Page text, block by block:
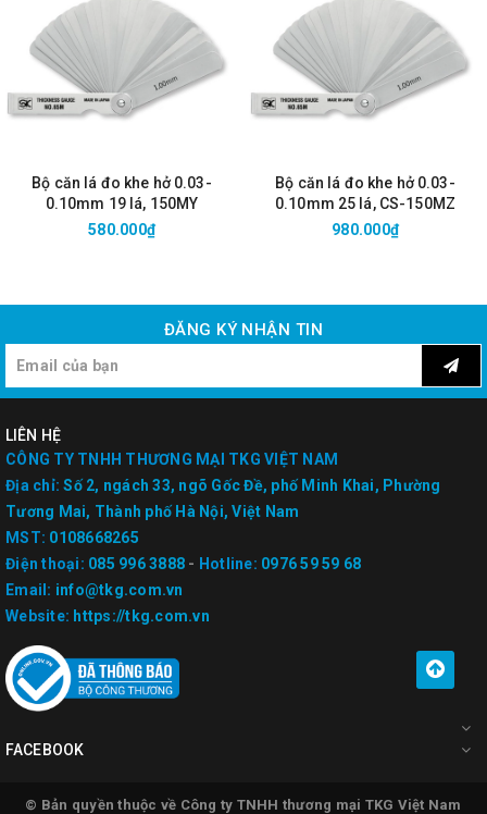
Bộ căn lá đo khe hở 0.03-
0.10mm 19 lá, 150MY
580.000₫
Bộ căn lá đo khe hở 0.03-
0.10mm 25 lá, CS-150MZ
980.000₫
ĐĂNG KÝ NHẬN TIN
LIÊN HỆ
CÔNG TY TNHH THƯƠNG MẠI TKG VIỆT NAM
Địa chỉ: Số 2, ngách 33, ngõ Gốc Đề, phố Minh Khai, Phường
Tương Mai, Thành phố Hà Nội, Việt Nam
MST: 0108668265
Điện thoại: 085 996 3888 - Hotline: 0976 59 59 68
Email: info@tkg.com.vn
Website: https://tkg.com.vn
FACEBOOK
© Bản quyền thuộc về Công ty TNHH thương mại TKG Việt Nam